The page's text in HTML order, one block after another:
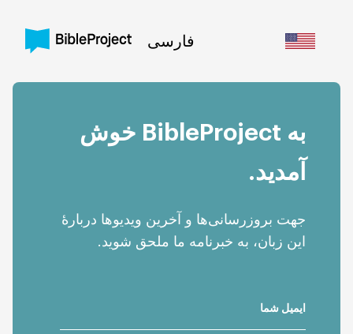
فارسی
Sign In/Sign Up
به BibleProject خوش
آمدید.
جهت بروز‌رسانی‌ها و آخرین ویدیوها دربارهٔ
این زبان، به خبرنامه ما ملحق شوید.